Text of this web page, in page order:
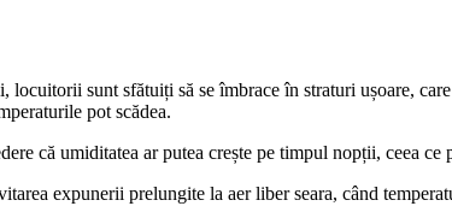
sunt sfătuiți să se îmbrace în straturi ușoare,
pot scădea.
că umiditatea ar putea crește pe timpul nopții, ceea
expunerii prelungite la aer liber seara, când